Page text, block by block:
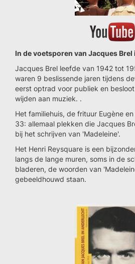
In de voetsporen van Jacques
Jacques Brel leefde van 1942 tot
waren 9 beslissende jaren tijdens
eerst optrad voor publiek en
wijden aan muziek. .
Het familiehuis, de frituur Eugène
33: allemaal plekken die Jacques
bij het schrijven van 'Madeleine'.
Het Henri Reysquare is een
langs de lange muren, soms in de
bladeren, de woorden van
gebeeldhouwd staan.